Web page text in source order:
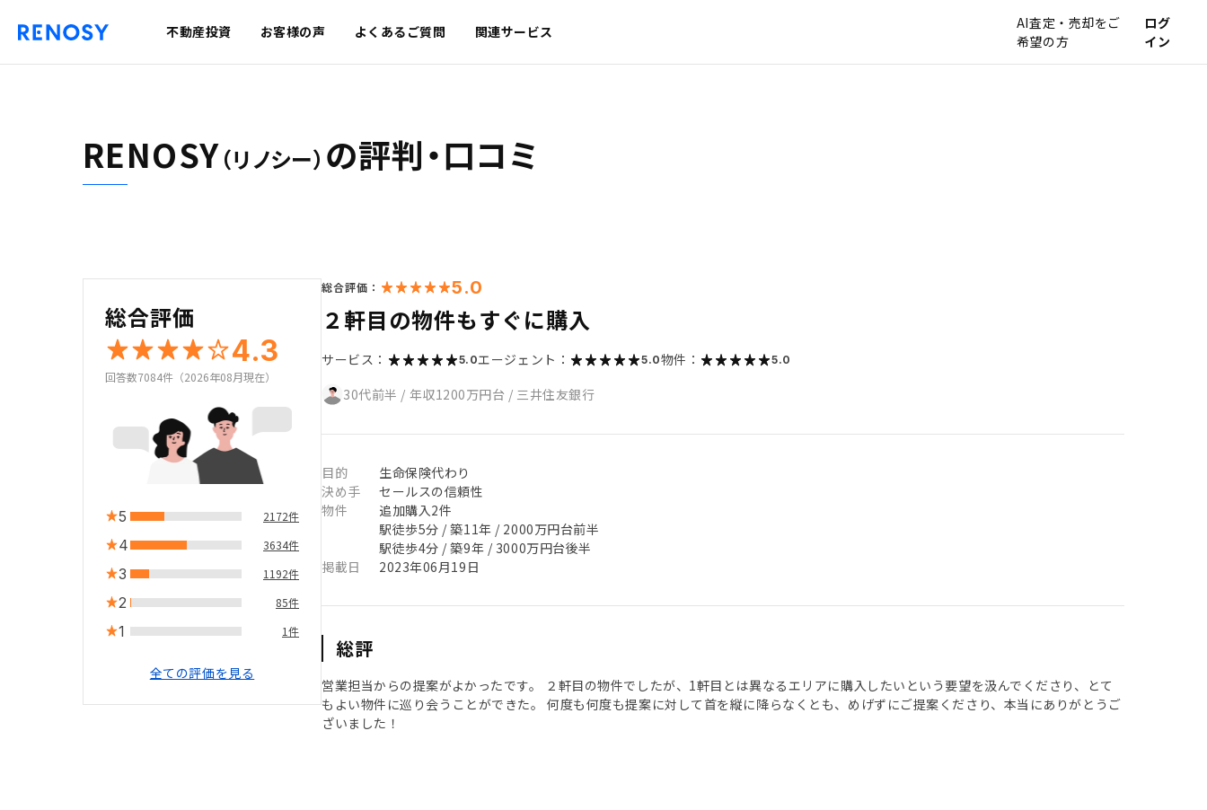
不動産投資 お客様の声 よくあるご質問 関連サービス
AI査定・売却をご
希望の方
ログ
イン
RENOSY（リノシー） の評判・口コミ
総合評価
4.3
回答数7084件（2026年08月現在）
5 2172件
4 3634件
3 1192件
2 85件
1 1件
全ての評価を見る
総合評価： 5.0
２軒目の物件もすぐに購入
サービス： 5.0エージェント： 5.0物件： 5.0
30代前半 / 年収1200万円台 / 三井住友銀行
目的
生命保険代わり
決め手
セールスの信頼性
物件
追加購入2件
駅徒歩5分 / 築11年 / 2000万円台前半
駅徒歩4分 / 築9年 / 3000万円台後半
掲載日
2023年06月19日
総評
営業担当からの提案がよかったです。 ２軒目の物件でしたが、1軒目とは異なるエリアに購入したいという要望を汲んでくださり、とて
もよい物件に巡り会うことができた。 何度も何度も提案に対して首を縦に降らなくとも、めげずにご提案くださり、本当にありがとうご
ざいました！